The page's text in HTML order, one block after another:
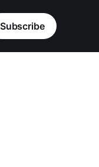
Subscribe